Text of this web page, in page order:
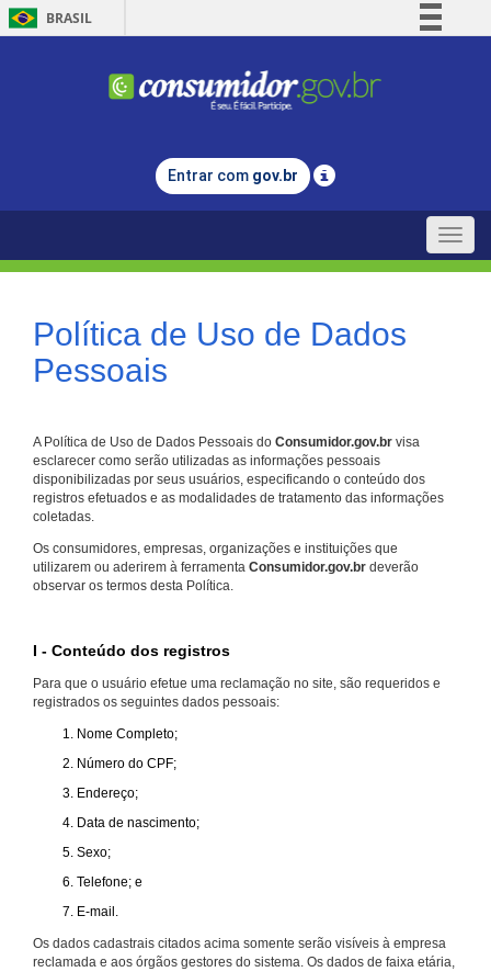
BRASIL
Comunica BR
Legislação
Entrar com gov.br
Toggle
Política de Uso de Dados
Pessoais
A Política de Uso de Dados Pessoais do Consumidor.gov.br visa
esclarecer como serão utilizadas as informações pessoais
disponibilizadas por seus usuários, especificando o conteúdo dos
registros efetuados e as modalidades de tratamento das informações
coletadas.
Os consumidores, empresas, organizações e instituições que
utilizarem ou aderirem à ferramenta Consumidor.gov.br deverão
observar os termos desta Política.
I - Conteúdo dos registros
Para que o usuário efetue uma reclamação no site, são requeridos e
registrados os seguintes dados pessoais:
Nome Completo;
Número do CPF;
Endereço;
Data de nascimento;
Sexo;
Telefone; e
E-mail.
Os dados cadastrais citados acima somente serão visíveis à empresa
reclamada e aos órgãos gestores do sistema. Os dados de faixa etária,